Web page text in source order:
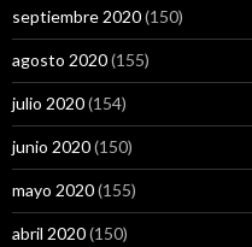
septiembre 2020(150)
agosto 2020(155)
julio 2020(154)
junio 2020(150)
mayo 2020(155)
abril 2020(150)